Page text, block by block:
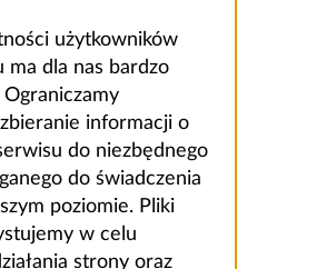
użytkowników
ma dla nas bardzo
informacji o
do niezbędnego
do świadczenia
poziomie. Pliki
w celu
strony oraz